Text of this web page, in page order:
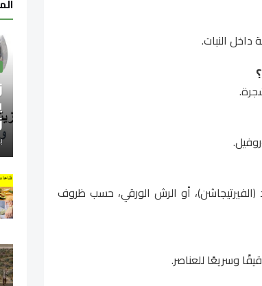
داخل النبات.
(الفيرتيجاشن)، أو الرش الورقي، حسب ظروف
وسريعًا للعناصر.